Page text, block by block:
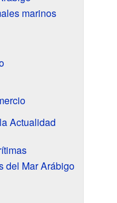
marinos
Actualidad
del Mar Arábigo